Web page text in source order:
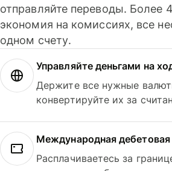
отправляйте переводы. Более
экономия на комиссиях, все
одном счету.
Управляйте деньгами на
Держите все нужные
конвертируйте их за
Международная дебетовая
Расплачиваетесь за